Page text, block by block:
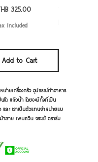
325.00
Included
Add to Cart
ายเครื่องครัว อุปกรณ์ทำอาหาร
โต แก้วน้ำ โดยจะมีทั้งที่เป็น
และ เราเป็นตัวแทนจำหน่ายแบ
ลาย เพนกวิน จระเข้ ตราร่ม